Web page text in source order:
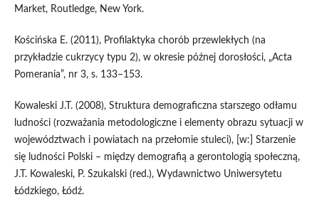
Market, Routledge, New York.
Kościńska E. (2011), Profilaktyka chorób przewlekłych (na
przykładzie cukrzycy typu 2), w okresie późnej dorosłości, „Acta
Pomerania”, nr 3, s. 133–153.
Kowaleski J.T. (2008), Struktura demograficzna starszego odłamu
ludności (rozważania metodologiczne i elementy obrazu sytuacji w
województwach i powiatach na przełomie stuleci), [w:] Starzenie
się ludności Polski – między demografią a gerontologią społeczną,
J.T. Kowaleski, P. Szukalski (red.), Wydawnictwo Uniwersytetu
Łódzkiego, Łódź.